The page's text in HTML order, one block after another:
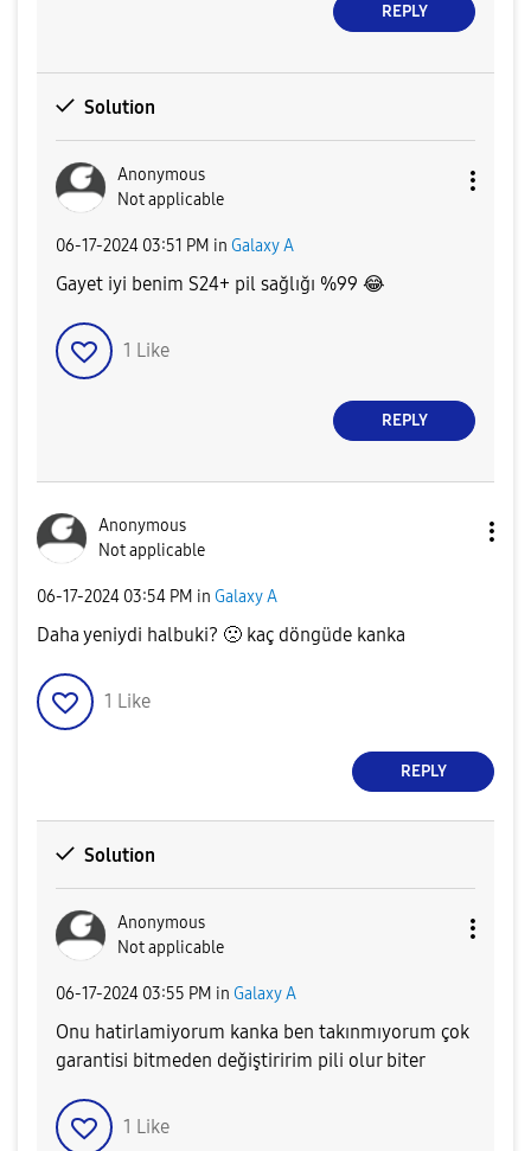
REPLY
Solution
Anonymous
Not applicable
‎06-17-2024 03:51 PM in Galaxy A
Gayet iyi benim S24+ pil sağlığı %99 😂
1 Like
REPLY
Anonymous
Not applicable
‎06-17-2024 03:54 PM in Galaxy A
Daha yeniydi halbuki? 🙁 kaç döngüde kanka
1 Like
REPLY
Solution
Anonymous
Not applicable
‎06-17-2024 03:55 PM in Galaxy A
Onu hatirlamiyorum kanka ben takınmıyorum çok
garantisi bitmeden değiştiririm pili olur biter
1 Like